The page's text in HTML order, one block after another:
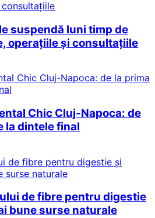
suspendă luni timp de
operațiile și consultațiile
Chic Cluj-Napoca: de
la dintele final
de fibre pentru digestie
bune surse naturale